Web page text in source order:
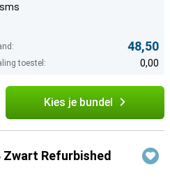
48,50
toestel: 0,00
Kies je bundel
Zwart Refurbished